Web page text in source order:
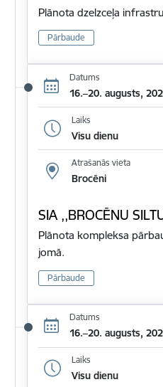
Plānota dzelzceļa
Pārbaude
Datums
16.–20. augusts,
Laiks
Visu dienu
Atrašanās vieta
Brocēni
SIA ,,BROCĒNU
Plānota kompleksa
jomā.
Pārbaude
Datums
16.–20. augusts,
Laiks
Visu dienu